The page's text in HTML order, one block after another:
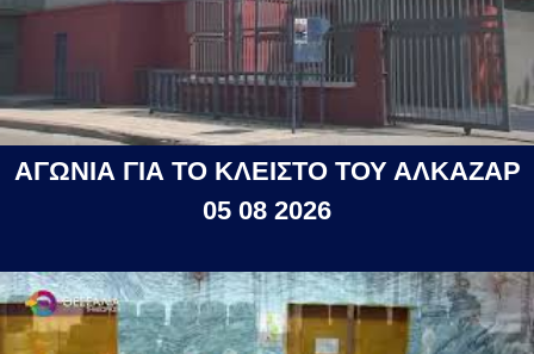
ΑΓΩΝΙΑ ΓΙΑ ΤΟ ΚΛΕΙΣΤΟ ΤΟΥ ΑΛΚΑΖΑΡ
05 08 2026